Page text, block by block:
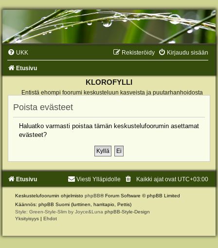
UKK Kirjaudu sisään
Rekisteröidy
Etusivu
KLOROFYLLI
Entistä ehompi foorumi keskusteluun kasveista ja puutarhanhoidosta
Poista evästeet
Haluatko varmasti poistaa tämän keskustelufoorumin asettamat
evästeet?
Etusivu Kaikki ajat ovat UTC+03:00
Viesti Ylläpidolle
Keskustelufoorumin ohjelmisto phpBB® Forum Software © phpBB Limited
Käännös: phpBB Suomi (lurttinen, harritapio, Pettis)
Style: Green-Style-Slim by Joyce&Luna phpBB-Style-Design
Yksityisyys | Ehdot